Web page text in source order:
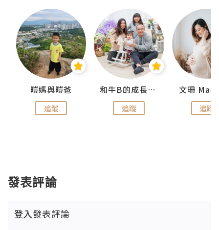
暟媽與暟爸
追蹤
和牛B的成長日記
追蹤
文珊
追蹤
發表評論
登入發表評論